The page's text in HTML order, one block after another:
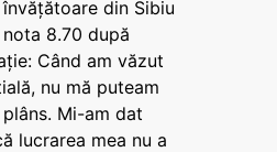
din Sibiu
8.70 după
Când am văzut
nu mă puteam
Mi-am dat
lucrarea mea nu a